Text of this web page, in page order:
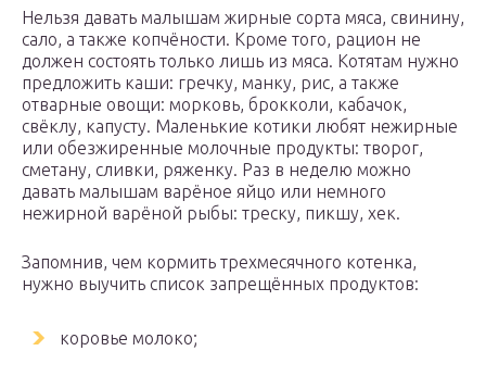
Нельзя давать малышам жирные сорта мяса, свинину,
сало, а также копчёности. Кроме того, рацион не
должен состоять только лишь из мяса. Котятам нужно
предложить каши: гречку, манку, рис, а также
отварные овощи: морковь, брокколи, кабачок,
свёклу, капусту. Маленькие котики любят нежирные
или обезжиренные молочные продукты: творог,
сметану, сливки, ряженку. Раз в неделю можно
давать малышам варёное яйцо или немного
нежирной варёной рыбы: треску, пикшу, хек.
Запомнив, чем кормить трехмесячного котенка,
нужно выучить список запрещённых продуктов:
коровье молоко;